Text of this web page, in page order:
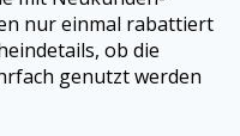
nur einmal rabattiert
ob die
genutzt werden